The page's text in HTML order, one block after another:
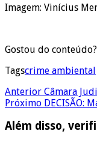
Imagem: Vinícius
Gostou do
Tagscrime ambiental
Anterior Câmara
Próximo DECISÃO:
Além disso,